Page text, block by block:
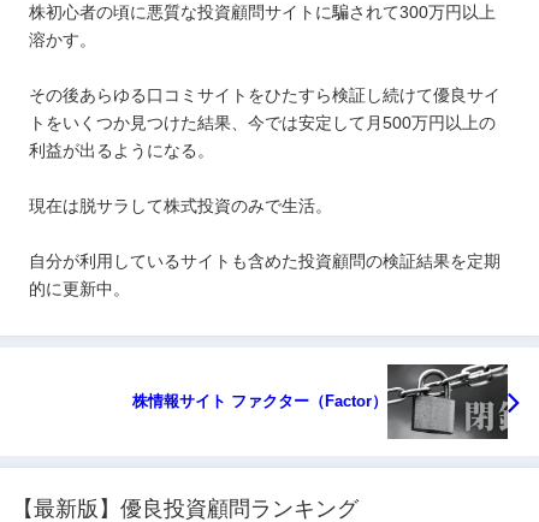
株初心者の頃に悪質な投資顧問サイトに騙されて300万円以上
溶かす。
その後あらゆる口コミサイトをひたすら検証し続けて優良サイ
トをいくつか見つけた結果、今では安定して月500万円以上の
利益が出るようになる。
現在は脱サラして株式投資のみで生活。
自分が利用しているサイトも含めた投資顧問の検証結果を定期
的に更新中。
株情報サイト ファクター（Factor）
【最新版】優良投資顧問ランキング